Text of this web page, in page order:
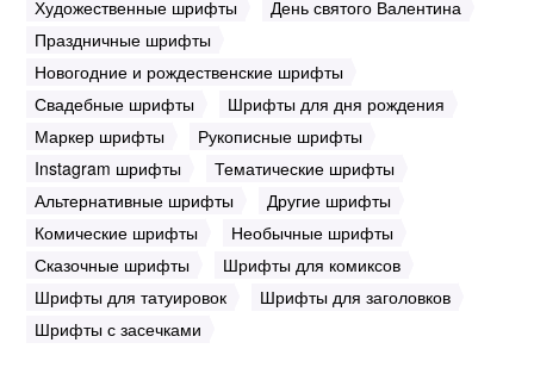
Художественные шрифты
День святого Валентина
Праздничные шрифты
Новогодние и рождественские шрифты
Свадебные шрифты
Шрифты для дня рождения
Маркер шрифты
Рукописные шрифты
Instagram шрифты
Тематические шрифты
Альтернативные шрифты
Другие шрифты
Комические шрифты
Необычные шрифты
Сказочные шрифты
Шрифты для комиксов
Шрифты для татуировок
Шрифты для заголовков
Шрифты с засечками